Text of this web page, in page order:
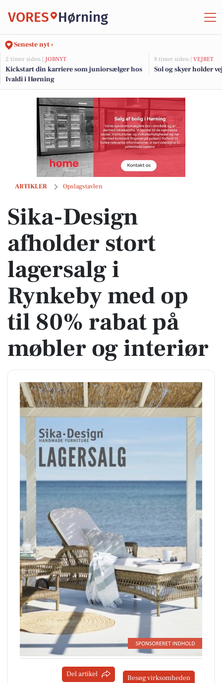
VORES Hørning
Seneste nyt ›
2 timer siden | JOBNYT
Kickstart din karriere som juniorsælger hos
Ivaldi i Hørning
8 timer siden | VEJRET
Sol og skyer holder
ARTIKLER Opslagstavlen
Sika-Design afholder stort lagersalg i Rynkeby med op til 80% rabat
Sika-Design
afholder stort
lagersalg i
Rynkeby med op
til 80% rabat på
møbler og interiør
Del artikel Besøg virksomheden